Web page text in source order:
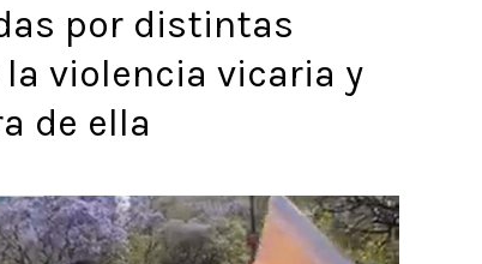
por distintas
violencia vicaria y
de ella